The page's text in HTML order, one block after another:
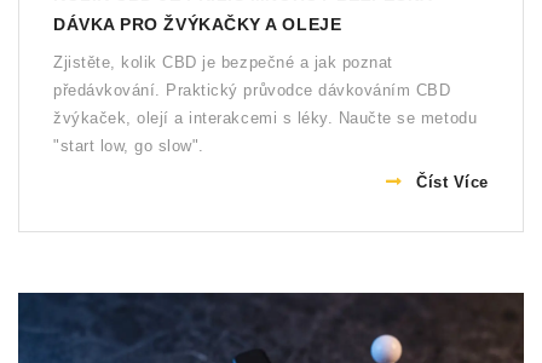
DÁVKA PRO ŽVÝKAČKY A OLEJE
Zjistěte, kolik CBD je bezpečné a jak poznat
předávkování. Praktický průvodce dávkováním CBD
žvýkaček, olejí a interakcemi s léky. Naučte se metodu
"start low, go slow".
Číst Více